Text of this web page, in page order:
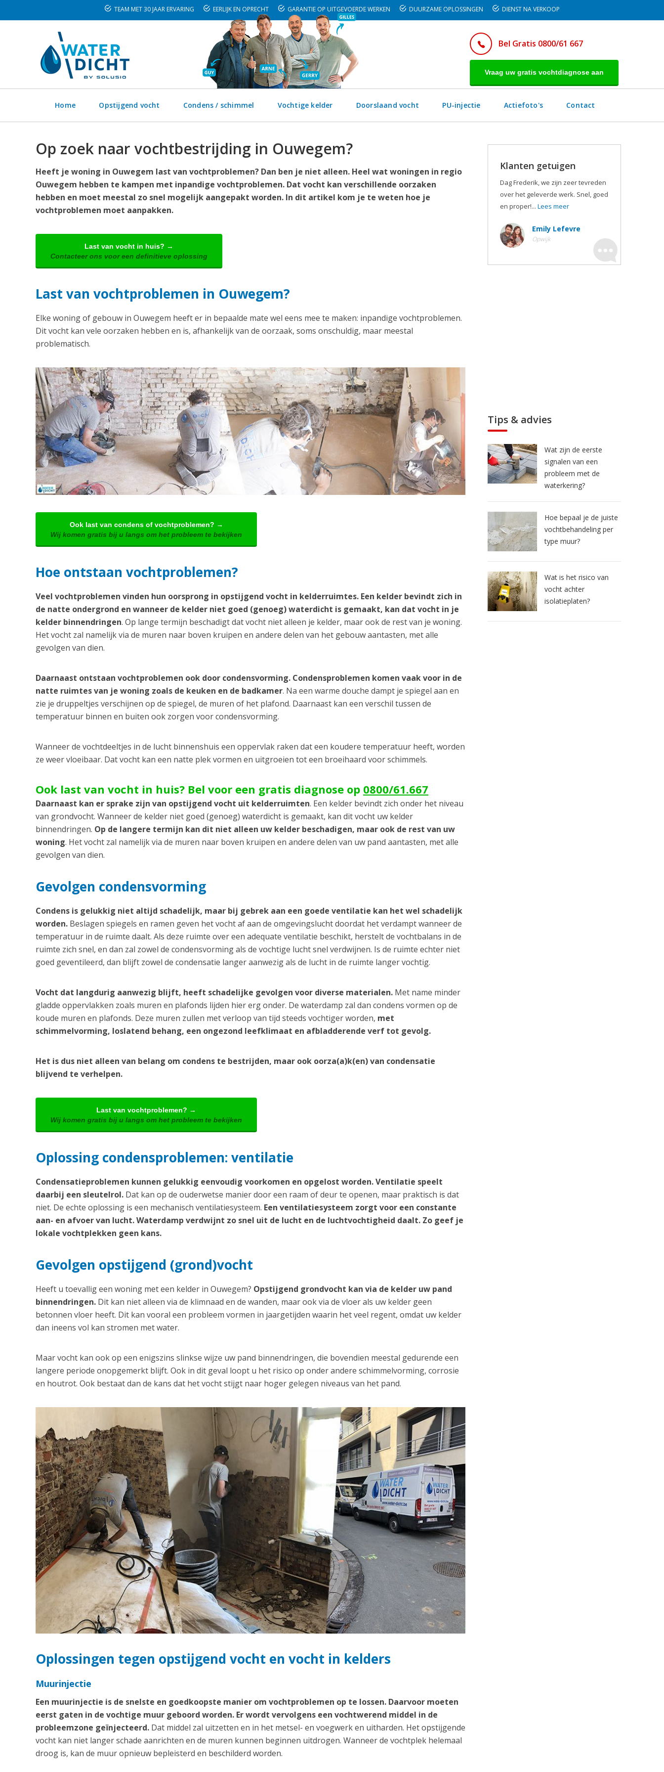
TEAM MET 30 JAAR ERVARING EERLIJK EN OPRECHT GARANTIE OP UITGEVOERDE WERKEN DUURZAME OPLOSSINGEN DIENST NA VERKOOP
Bel Gratis 0800/61 667
Vraag uw gratis vochtdiagnose aan
Home Opstijgend vocht Condens / schimmel Vochtige kelder Doorslaand vocht PU-injectie Actiefoto's Contact
Op zoek naar vochtbestrijding in Ouwegem?
Heeft je woning in Ouwegem last van vochtproblemen? Dan ben je niet alleen. Heel wat woningen in regio
Ouwegem hebben te kampen met inpandige vochtproblemen. Dat vocht kan verschillende oorzaken
hebben en moet meestal zo snel mogelijk aangepakt worden. In dit artikel kom je te weten hoe je
vochtproblemen moet aanpakken.
Last van vocht in huis? →
Contacteer ons voor een definitieve oplossing
Last van vochtproblemen in Ouwegem?
Elke woning of gebouw in Ouwegem heeft er in bepaalde mate wel eens mee te maken: inpandige vochtproblemen.
Dit vocht kan vele oorzaken hebben en is, afhankelijk van de oorzaak, soms onschuldig, maar meestal
problematisch.
Ook last van condens of vochtproblemen? →
Wij komen gratis bij u langs om het probleem te bekijken
Hoe ontstaan vochtproblemen?
Veel vochtproblemen vinden hun oorsprong in opstijgend vocht in kelderruimtes. Een kelder bevindt zich in
de natte ondergrond en wanneer de kelder niet goed (genoeg) waterdicht is gemaakt, kan dat vocht in je
kelder binnendringen. Op lange termijn beschadigt dat vocht niet alleen je kelder, maar ook de rest van je woning.
Het vocht zal namelijk via de muren naar boven kruipen en andere delen van het gebouw aantasten, met alle
gevolgen van dien.
Daarnaast ontstaan vochtproblemen ook door condensvorming. Condensproblemen komen vaak voor in de
natte ruimtes van je woning zoals de keuken en de badkamer. Na een warme douche dampt je spiegel aan en
zie je druppeltjes verschijnen op de spiegel, de muren of het plafond. Daarnaast kan een verschil tussen de
temperatuur binnen en buiten ook zorgen voor condensvorming.
Wanneer de vochtdeeltjes in de lucht binnenshuis een oppervlak raken dat een koudere temperatuur heeft, worden
ze weer vloeibaar. Dat vocht kan een natte plek vormen en uitgroeien tot een broeihaard voor schimmels.
Ook last van vocht in huis? Bel voor een gratis diagnose op 0800/61.667
Daarnaast kan er sprake zijn van opstijgend vocht uit kelderruimten. Een kelder bevindt zich onder het niveau
van grondvocht. Wanneer de kelder niet goed (genoeg) waterdicht is gemaakt, kan dit vocht uw kelder
binnendringen. Op de langere termijn kan dit niet alleen uw kelder beschadigen, maar ook de rest van uw
woning. Het vocht zal namelijk via de muren naar boven kruipen en andere delen van uw pand aantasten, met alle
gevolgen van dien.
Gevolgen condensvorming
Condens is gelukkig niet altijd schadelijk, maar bij gebrek aan een goede ventilatie kan het wel schadelijk
worden. Beslagen spiegels en ramen geven het vocht af aan de omgevingslucht doordat het verdampt wanneer de
temperatuur in de ruimte daalt. Als deze ruimte over een adequate ventilatie beschikt, herstelt de vochtbalans in de
ruimte zich snel, en dan zal zowel de condensvorming als de vochtige lucht snel verdwijnen. Is de ruimte echter niet
goed geventileerd, dan blijft zowel de condensatie langer aanwezig als de lucht in de ruimte langer vochtig.
Vocht dat langdurig aanwezig blijft, heeft schadelijke gevolgen voor diverse materialen. Met name minder
gladde oppervlakken zoals muren en plafonds lijden hier erg onder. De waterdamp zal dan condens vormen op de
koude muren en plafonds. Deze muren zullen met verloop van tijd steeds vochtiger worden, met
schimmelvorming, loslatend behang, een ongezond leefklimaat en afbladderende verf tot gevolg.
Het is dus niet alleen van belang om condens te bestrijden, maar ook oorza(a)k(en) van condensatie
blijvend te verhelpen.
Last van vochtproblemen? →
Wij komen gratis bij u langs om het probleem te bekijken
Oplossing condensproblemen: ventilatie
Condensatieproblemen kunnen gelukkig eenvoudig voorkomen en opgelost worden. Ventilatie speelt
daarbij een sleutelrol. Dat kan op de ouderwetse manier door een raam of deur te openen, maar praktisch is dat
niet. De echte oplossing is een mechanisch ventilatiesysteem. Een ventilatiesysteem zorgt voor een constante
aan- en afvoer van lucht. Waterdamp verdwijnt zo snel uit de lucht en de luchtvochtigheid daalt. Zo geef je
lokale vochtplekken geen kans.
Gevolgen opstijgend (grond)vocht
Heeft u toevallig een woning met een kelder in Ouwegem? Opstijgend grondvocht kan via de kelder uw pand
binnendringen. Dit kan niet alleen via de klimnaad en de wanden, maar ook via de vloer als uw kelder geen
betonnen vloer heeft. Dit kan vooral een probleem vormen in jaargetijden waarin het veel regent, omdat uw kelder
dan ineens vol kan stromen met water.
Maar vocht kan ook op een enigszins slinkse wijze uw pand binnendringen, die bovendien meestal gedurende een
langere periode onopgemerkt blijft. Ook in dit geval loopt u het risico op onder andere schimmelvorming, corrosie
en houtrot. Ook bestaat dan de kans dat het vocht stijgt naar hoger gelegen niveaus van het pand.
Oplossingen tegen opstijgend vocht en vocht in kelders
Muurinjectie
Een muurinjectie is de snelste en goedkoopste manier om vochtproblemen op te lossen. Daarvoor moeten
eerst gaten in de vochtige muur geboord worden. Er wordt vervolgens een vochtwerend middel in de
probleemzone geïnjecteerd. Dat middel zal uitzetten en in het metsel- en voegwerk en uitharden. Het opstijgende
vocht kan niet langer schade aanrichten en de muren kunnen beginnen uitdrogen. Wanneer de vochtplek helemaal
droog is, kan de muur opnieuw bepleisterd en beschilderd worden.
Klanten getuigen
Dag Frederik, we zijn zeer tevreden
over het geleverde werk. Snel, goed
en proper!... Lees meer
Emily Lefevre
Opwijk
Tips & advies
Wat zijn de eerste
signalen van een
probleem met de
waterkering?
Hoe bepaal je de juiste
vochtbehandeling per
type muur?
Wat is het risico van
vocht achter
isolatieplaten?